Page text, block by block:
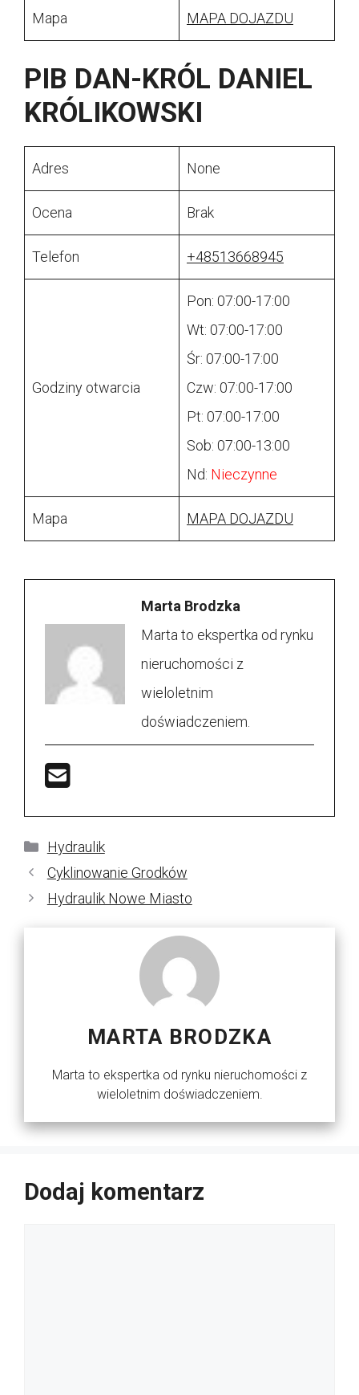
Mapa MAPA DOJAZDU
PIB DAN-KRÓL DANIEL
KRÓLIKOWSKI
Adres None
Ocena Brak
Telefon +48513668945
Godziny otwarcia
Pon: 07:00-17:00
Wt: 07:00-17:00
Śr: 07:00-17:00
Czw: 07:00-17:00
Pt: 07:00-17:00
Sob: 07:00-13:00
Nd: Nieczynne
Mapa MAPA DOJAZDU
Marta Brodzka
Marta to ekspertka od rynku
nieruchomości z
wieloletnim
doświadczeniem.
Kategorie
Hydraulik
Cyklinowanie Grodków
Hydraulik Nowe Miasto
MARTA BRODZKA
Marta to ekspertka od rynku nieruchomości z
wieloletnim doświadczeniem.
Dodaj komentarz